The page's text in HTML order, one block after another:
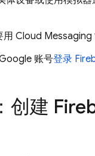
用 Cloud Messaging
账号登录
：创建